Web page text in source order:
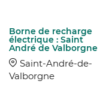
Borne de recharge
électrique : Saint
André de Valborgne
Saint-André-de-
Valborgne